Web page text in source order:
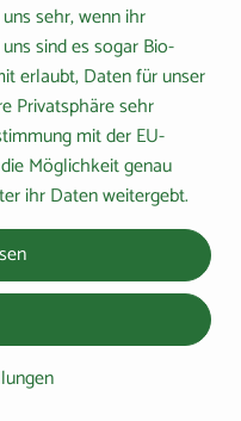
Berchtesgadener Land H-
Vollmilch 3,5% 1 L
2,09 € /l
Stück
Artikelanzahl verringern
Gesamtpreis: 2,09 €
sehr, wenn ihr
sind es sogar Bio-
erlaubt, Daten für unser
Privatsphäre sehr
mit der EU-
Möglichkeit genau
ihr Daten weitergebt.